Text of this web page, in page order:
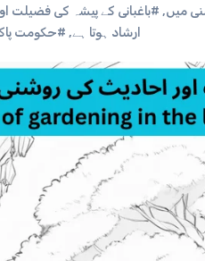
میں, #باغبانی کے پیشہ کی فضیلت
ارشاد ہوتا ہے, #حکومت